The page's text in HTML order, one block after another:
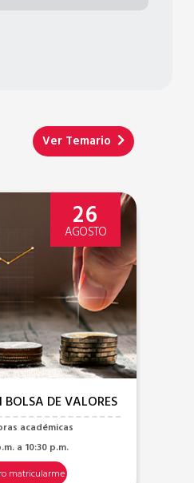
Ver Temario
26
AGOSTO
DE VALORES
académicas
a 10:30 p.m.
matricularme